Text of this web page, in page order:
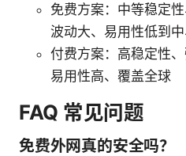
免费方案：中等稳定
波动大、易用性低到
付费方案：高稳定性
易用性高、覆盖全球
FAQ 常见问题
免费外网真的安全吗？